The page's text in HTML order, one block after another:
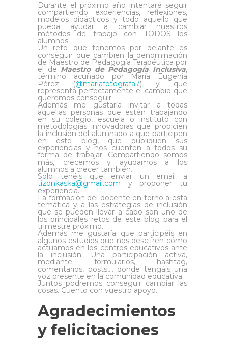
Durante el próximo año intentaré seguir
compartiendo experiencias, reflexiones,
modelos didácticos y todo aquello que
pueda ayudar a cambiar nuestros
métodos de trabajo con TODOS los
alumnos.
Un reto que tenemos por delante es
conseguir que cambien la denominación
de Maestro de Pedagogía Terapéutica por
el de Maestro de Pedagogía Inclusiva,
término acuñado por María Eugenia
Pérez (@mariafotografa7) y que
representa perfectamente el cambio que
queremos conseguir.
Además me gustaría invitar a todas
aquellas personas que estén trabajando
en su colegio, escuela o instituto con
metodologías innovadoras que propicien
la inclusión del alumnado a que participen
en este blog, que publiquen sus
experiencias y nos cuenten a todos su
forma de trabajar. Compartiendo somos
más, crecemos y ayudamos a los
alumnos a crecer también.
Sólo tenéis que enviar un email a
tizonkaska@gmail.com y proponer tu
experiencia.
La formación del docente en torno a esta
temática y a las estrategias de inclusión
que se pueden llevar a cabo son uno de
los principales retos de este blog para el
trimestre próximo.
Además me gustaría que participéis en
algunos estudios que nos descifren cómo
actuamos en los centros educativos ante
la inclusión. Una participación activa,
mediante formularios, hashtag,
comentarios, posts,… donde tengáis una
voz presente en la comunidad educativa.
Juntos podremos conseguir cambiar las
cosas. Cuento con vuestro apoyo.
Agradecimientos
y felicitaciones